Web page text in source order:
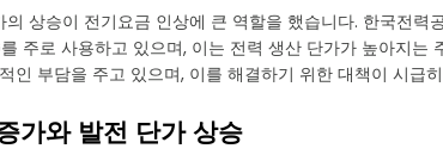
의 상승이 전기요금 인상에 큰 역할을 했습니다. 한국전력
를 주로 사용하고 있으며, 이는 전력 생산 단가가 높아지는
인 부담을 주고 있으며, 이를 해결하기 위한 대책이 시급
가와 발전 단가 상승